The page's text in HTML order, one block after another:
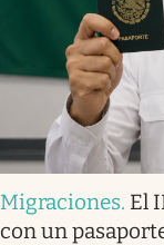
Migraciones. El
con un